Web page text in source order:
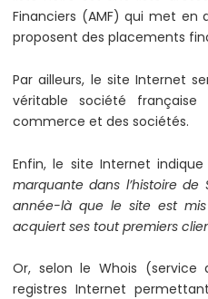
Financiers (AMF) qui met en
proposent des placements
Par ailleurs, le site Internet
véritable société
commerce et des sociétés.
Enfin, le site Internet
marquante dans l’histoire de
année-là que le site est
acquiert ses tout premiers
Or, selon le Whois
registres Internet